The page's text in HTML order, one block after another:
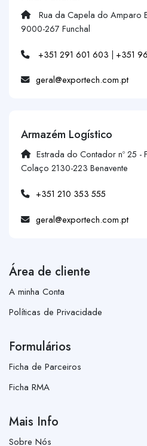
Rua da Capela do Amparo
9000-267 Funchal
+351 291 601 603 | +351
geral@exportech.com.pt
Armazém Logístico
Estrada do Contador nº 25 -
Colaço 2130-223 Benavente
+351 210 353 555
geral@exportech.com.pt
Área de cliente
A minha Conta
Políticas de Privacidade
Formulários
Ficha de Parceiros
Ficha RMA
Mais Info
Sobre Nós